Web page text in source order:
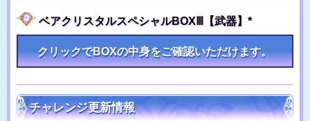
ベアクリスタルスペシャルBOXⅢ【武器】*
クリックでBOXの中身をご確認いただけます。
チャレンジ更新情報